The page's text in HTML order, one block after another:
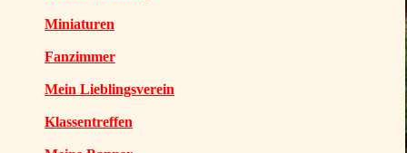
Miniaturen
Fanzimmer
Mein Lieblingsverein
Klassentreffen